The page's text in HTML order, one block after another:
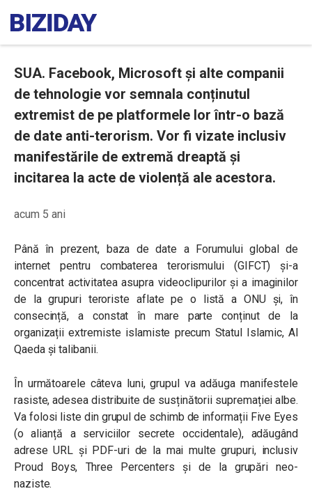
SUA. Facebook, Microsoft și alte companii
de tehnologie vor semnala conținutul
extremist de pe platformele lor într-o bază
de date anti-terorism. Vor fi vizate inclusiv
manifestările de extremă dreaptă și
incitarea la acte de violență ale acestora.
acum 5 ani
Până în prezent, baza de date a Forumului global de
internet pentru combaterea terorismului (GIFCT) și-a
concentrat activitatea asupra videoclipurilor și a imaginilor
de la grupuri teroriste aflate pe o listă a ONU și, în
consecință, a constat în mare parte conținut de la
organizații extremiste islamiste precum Statul Islamic, Al
Qaeda și talibanii.
În următoarele câteva luni, grupul va adăuga manifestele
rasiste, adesea distribuite de susținătorii supremației albe.
Va folosi liste din grupul de schimb de informații Five Eyes
(o alianță a serviciilor secrete occidentale), adăugând
adrese URL și PDF-uri de la mai multe grupuri, inclusiv
Proud Boys, Three Percenters și de la grupări neo-
naziste.